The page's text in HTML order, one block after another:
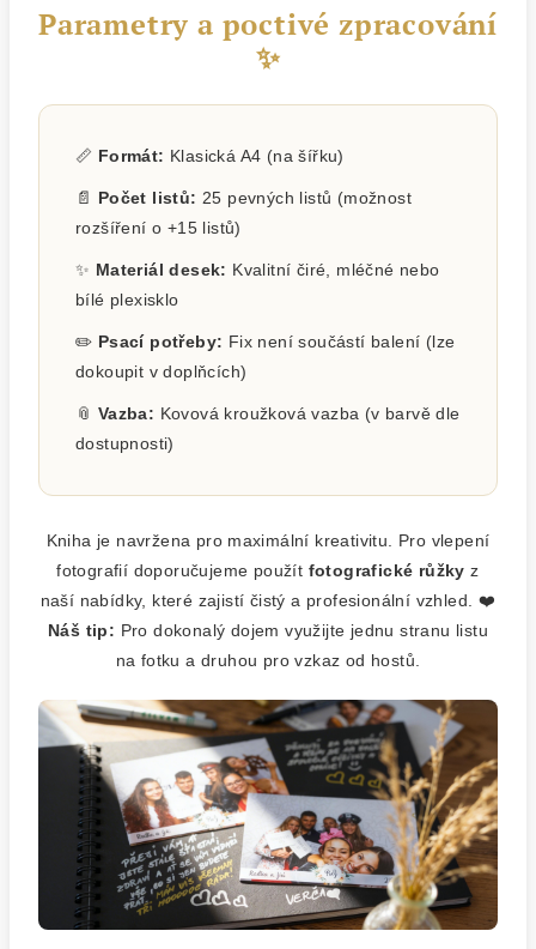
Parametry a poctivé zpracování
✨
📏 Formát: Klasická A4 (na šířku)
📄 Počet listů: 25 pevných listů (možnost
rozšíření o +15 listů)
✨ Materiál desek: Kvalitní čiré, mléčné nebo
bílé plexisklo
✏️ Psací potřeby: Fix není součástí balení (lze
dokoupit v doplňcích)
📎 Vazba: Kovová kroužková vazba (v barvě dle
dostupnosti)
Kniha je navržena pro maximální kreativitu. Pro vlepení
fotografií doporučujeme použít fotografické růžky z
naší nabídky, které zajistí čistý a profesionální vzhled. ❤️
Náš tip: Pro dokonalý dojem využijte jednu stranu listu
na fotku a druhou pro vzkaz od hostů.